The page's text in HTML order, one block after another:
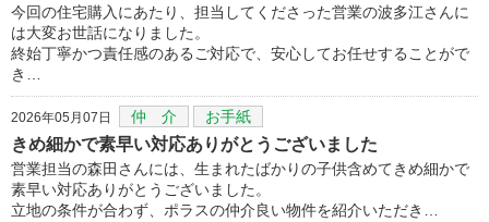
今回の住宅購入にあたり、担当してくださった営業の波多江さんに
は大変お世話になりました。
終始丁寧かつ責任感のあるご対応で、安心してお任せすることがで
き…
2026年05月07日 仲 介 お手紙
きめ細かで素早い対応ありがとうございました
営業担当の森田さんには、生まれたばかりの子供含めてきめ細かで
素早い対応ありがとうございました。
立地の条件が合わず、ポラスの仲介良い物件を紹介いただき…